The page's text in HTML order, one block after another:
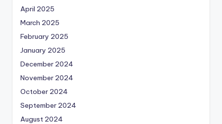
April 2025
March 2025
February 2025
January 2025
December 2024
November 2024
October 2024
September 2024
August 2024